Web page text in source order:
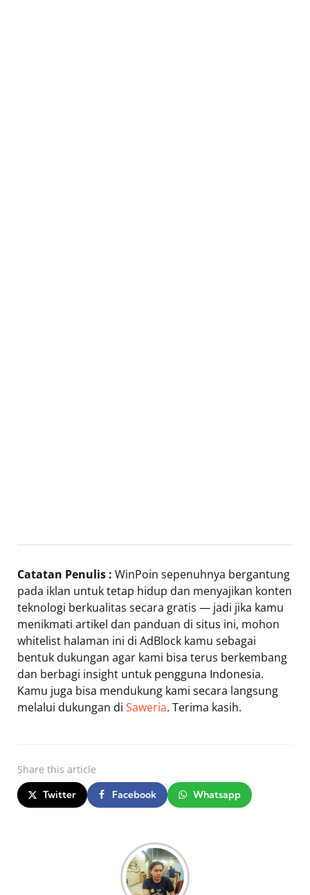
Catatan Penulis : WinPoin sepenuhnya bergantung
pada iklan untuk tetap hidup dan menyajikan konten
teknologi berkualitas secara gratis — jadi jika kamu
menikmati artikel dan panduan di situs ini, mohon
whitelist halaman ini di AdBlock kamu sebagai
bentuk dukungan agar kami bisa terus berkembang
dan berbagi insight untuk pengguna Indonesia.
Kamu juga bisa mendukung kami secara langsung
melalui dukungan di Saweria. Terima kasih.
Share this article
Twitter Facebook Whatsapp